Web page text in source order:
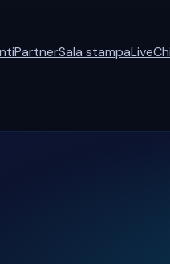
PartnerSala stampaLive